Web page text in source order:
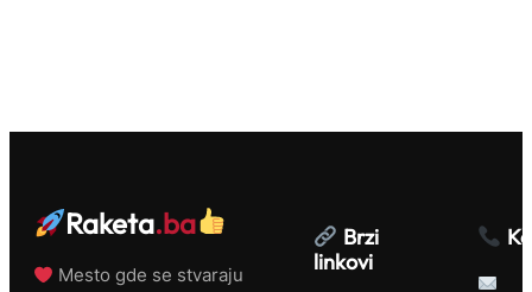
Raketa.ba
Mesto gde se stvaraju
Brzi
linkovi